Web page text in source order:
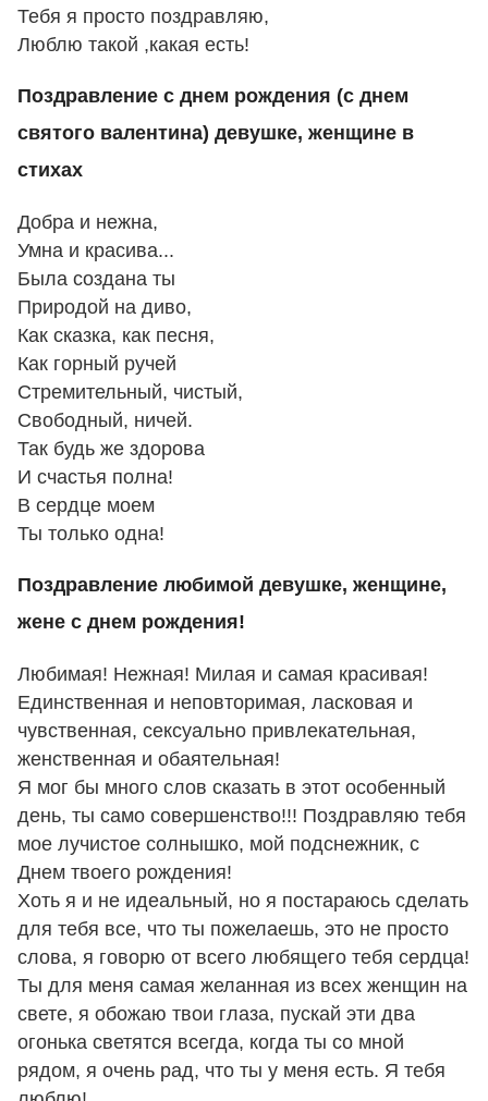
Тебя я просто поздравляю,
Люблю такой ,какая есть!
Поздравление с днем рождения (с днем
святого валентина) девушке, женщине в
стихах
Добра и нежна,
Умна и красива...
Была создана ты
Природой на диво,
Как сказка, как песня,
Как горный ручей
Стремительный, чистый,
Свободный, ничей.
Так будь же здорова
И счастья полна!
В сердце моем
Ты только одна!
Поздравление любимой девушке, женщине,
жене с днем рождения!
Любимая! Нежная! Милая и самая красивая!
Единственная и неповторимая, ласковая и
чувственная, сексуально привлекательная,
женственная и обаятельная!
Я мог бы много слов сказать в этот особенный
день, ты само совершенство!!! Поздравляю тебя
мое лучистое солнышко, мой подснежник, с
Днем твоего рождения!
Хоть я и не идеальный, но я постараюсь сделать
для тебя все, что ты пожелаешь, это не просто
слова, я говорю от всего любящего тебя сердца!
Ты для меня самая желанная из всех женщин на
свете, я обожаю твои глаза, пускай эти два
огонька светятся всегда, когда ты со мной
рядом, я очень рад, что ты у меня есть. Я тебя